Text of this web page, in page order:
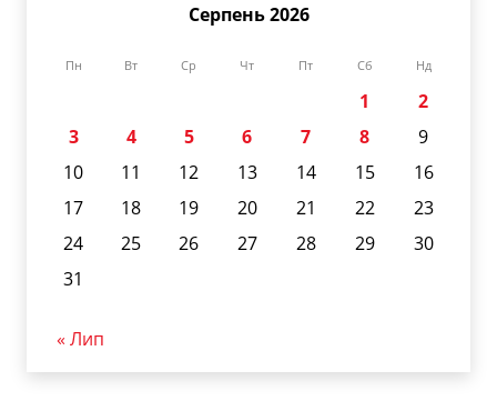
Серпень 2026
Пн Вт Ср Чт Пт Сб Нд
1
2
3
4 5 6 7 8
9
10
11 12 13 14 15
16
17
18 19 20 21 22
23
24
25 26 27 28 29
30
31
« Лип